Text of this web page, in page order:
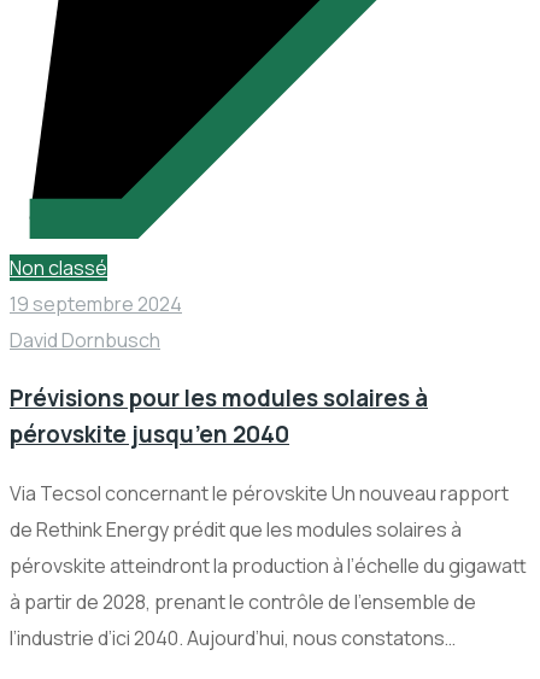
Non classé
19 septembre 2024
David Dornbusch
Prévisions pour les modules solaires à
pérovskite jusqu’en 2040
Via Tecsol concernant le pérovskite Un nouveau rapport
de Rethink Energy prédit que les modules solaires à
pérovskite atteindront la production à l’échelle du gigawatt
à partir de 2028, prenant le contrôle de l’ensemble de
l’industrie d’ici 2040. Aujourd’hui, nous constatons…